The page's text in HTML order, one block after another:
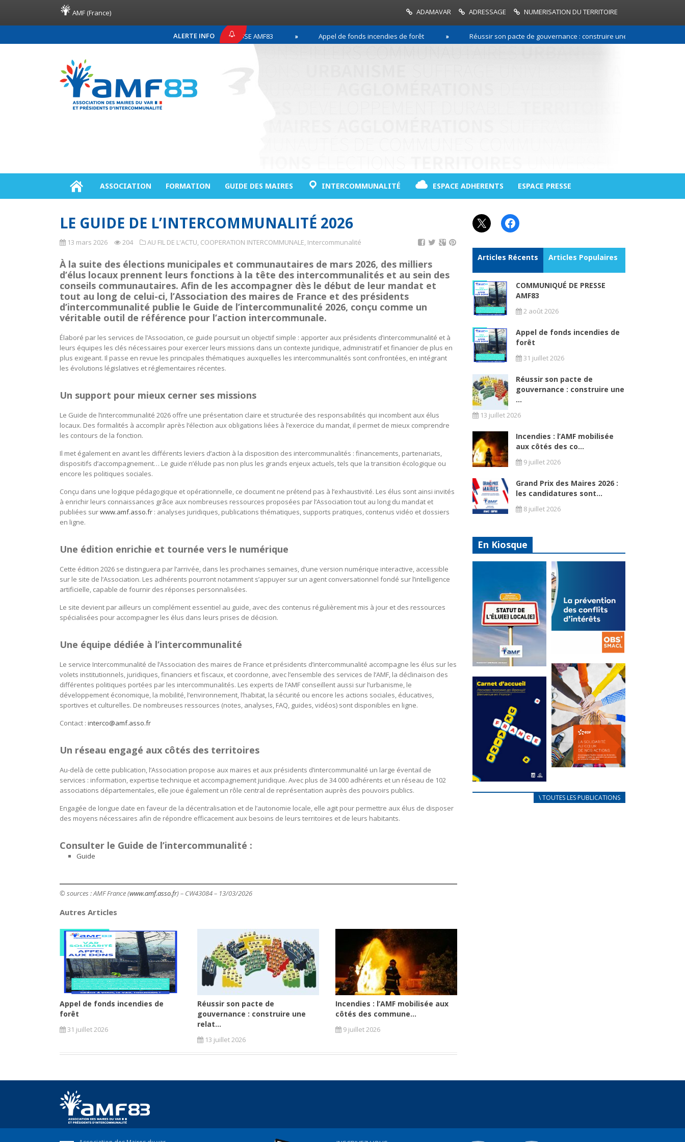
AMF (France) ADAMAVAR ADRESSAGE NUMERISATION DU TERRITOIRE
ALERTE INFO
COMMUNIQUÉ DE PRESSE AMF83 Appel de fonds incendies de forêt Réussir son pacte de gouvernance : construire une relation de
ASSOCIATION FORMATION GUIDE DES MAIRES INTERCOMMUNALITÉ ESPACE ADHERENTS ESPACE PRESSE
LE GUIDE DE L’INTERCOMMUNALITÉ 2026
13 mars 2026 204 AU FIL DE L'ACTU, COOPERATION INTERCOMMUNALE, Intercommunalité
À la suite des élections municipales et communautaires de mars 2026, des milliers
d’élus locaux prennent leurs fonctions à la tête des intercommunalités et au sein des
conseils communautaires. Afin de les accompagner dès le début de leur mandat et
tout au long de celui-ci, l’Association des maires de France et des présidents
d’intercommunalité publie le Guide de l’intercommunalité 2026, conçu comme un
véritable outil de référence pour l’action intercommunale.
Élaboré par les services de l’Association, ce guide poursuit un objectif simple : apporter aux présidents d’intercommunalité et à
leurs équipes les clés nécessaires pour exercer leurs missions dans un contexte juridique, administratif et financier de plus en
plus exigeant. Il passe en revue les principales thématiques auxquelles les intercommunalités sont confrontées, en intégrant
les évolutions législatives et réglementaires récentes.
Un support pour mieux cerner ses missions
Le Guide de l’intercommunalité 2026 offre une présentation claire et structurée des responsabilités qui incombent aux élus
locaux. Des formalités à accomplir après l’élection aux obligations liées à l’exercice du mandat, il permet de mieux comprendre
les contours de la fonction.
Il met également en avant les différents leviers d’action à la disposition des intercommunalités : financements, partenariats,
dispositifs d’accompagnement… Le guide n’élude pas non plus les grands enjeux actuels, tels que la transition écologique ou
encore les politiques sociales.
Conçu dans une logique pédagogique et opérationnelle, ce document ne prétend pas à l’exhaustivité. Les élus sont ainsi invités
à enrichir leurs connaissances grâce aux nombreuses ressources proposées par l’Association tout au long du mandat et
publiées surwww.amf.asso.fr : analyses juridiques, publications thématiques, supports pratiques, contenus vidéo et dossiers
en ligne.
Une édition enrichie et tournée vers le numérique
Cette édition 2026 se distinguera par l’arrivée, dans les prochaines semaines, d’une version numérique interactive, accessible
sur le site de l’Association. Les adhérents pourront notamment s’appuyer sur un agent conversationnel fondé sur l’intelligence
artificielle, capable de fournir des réponses personnalisées.
Le site devient par ailleurs un complément essentiel au guide, avec des contenus régulièrement mis à jour et des ressources
spécialisées pour accompagner les élus dans leurs prises de décision.
Une équipe dédiée à l’intercommunalité
Le service Intercommunalité de l’Association des maires de France et présidents d’intercommunalité accompagne les élus sur les
volets institutionnels, juridiques, financiers et fiscaux, et coordonne, avec l’ensemble des services de l’AMF, la déclinaison des
différentes politiques portées par les intercommunalités. Les experts de l’AMF conseillent aussi sur l’urbanisme, le
développement économique, la mobilité, l’environnement, l’habitat, la sécurité ou encore les actions sociales, éducatives,
sportives et culturelles. De nombreuses ressources (notes, analyses, FAQ, guides, vidéos) sont disponibles en ligne.
Contact : interco@amf.asso.fr
Un réseau engagé aux côtés des territoires
Au-delà de cette publication, l’Association propose aux maires et aux présidents d’intercommunalité un large éventail de
services : information, expertise technique et accompagnement juridique. Avec plus de 34 000 adhérents et un réseau de 102
associations départementales, elle joue également un rôle central de représentation auprès des pouvoirs publics.
Engagée de longue date en faveur de la décentralisation et de l’autonomie locale, elle agit pour permettre aux élus de disposer
des moyens nécessaires afin de répondre efficacement aux besoins de leurs territoires et de leurs habitants.
Consulter le Guide de l’intercommunalité :
Guide
© sources : AMF France (www.amf.asso.fr) – CW43084 – 13/03/2026
Autres Articles
Appel de fonds incendies de
forêt
31 juillet 2026
Réussir son pacte de
gouvernance : construire une
relat...
13 juillet 2026
Incendies : l’AMF mobilisée aux
côtés des commune...
9 juillet 2026
X Facebook
Articles Récents Articles Populaires
COMMUNIQUÉ DE PRESSE
AMF83
2 août 2026
Appel de fonds incendies de
forêt
31 juillet 2026
Réussir son pacte de
gouvernance : construire une
...
13 juillet 2026
Incendies : l’AMF mobilisée
aux côtés des co...
9 juillet 2026
Grand Prix des Maires 2026 :
les candidatures sont...
8 juillet 2026
En Kiosque
Statut de
l’élu local
Mise à jour avril
2024
FEUILLETER
La
prévention
des conflits
d’intérêts
18 septembre 2023
FEUILLETER
au coeur de
nos actions
\ TOUTES LES PUBLICATIONS